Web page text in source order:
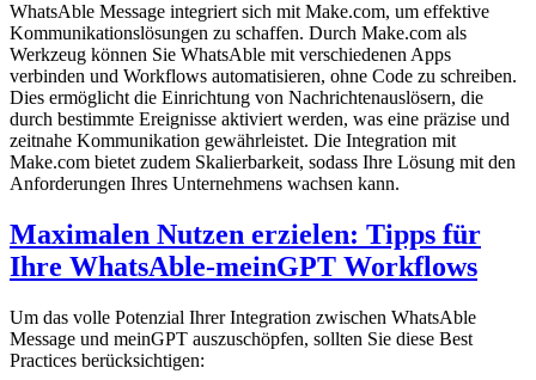
WhatsAble Message integriert sich mit Make.com, um effektive
Kommunikationslösungen zu schaffen. Durch Make.com als
Werkzeug können Sie WhatsAble mit verschiedenen Apps
verbinden und Workflows automatisieren, ohne Code zu schreiben.
Dies ermöglicht die Einrichtung von Nachrichtenauslösern, die
durch bestimmte Ereignisse aktiviert werden, was eine präzise und
zeitnahe Kommunikation gewährleistet. Die Integration mit
Make.com bietet zudem Skalierbarkeit, sodass Ihre Lösung mit den
Anforderungen Ihres Unternehmens wachsen kann.
Maximalen Nutzen erzielen: Tipps für
Ihre WhatsAble-meinGPT Workflows
Um das volle Potenzial Ihrer Integration zwischen WhatsAble
Message und meinGPT auszuschöpfen, sollten Sie diese Best
Practices berücksichtigen: